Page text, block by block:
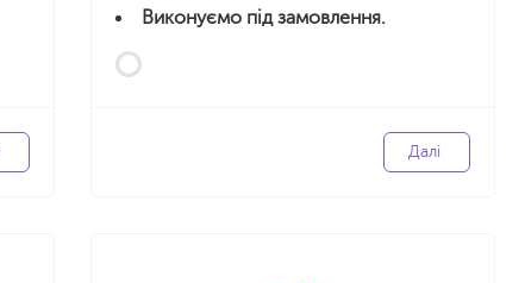
Виконуємо під замовлення.
Далі